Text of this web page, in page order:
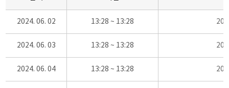
2024. 06. 02 13:28 ~ 13:28
2024. 06. 03 13:28 ~ 13:28
2024. 06. 04 13:28 ~ 13:28